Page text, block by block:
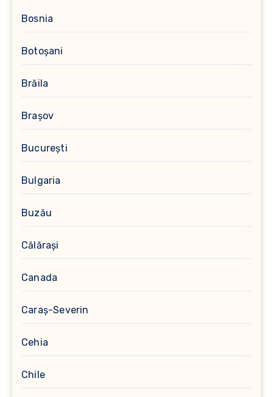
Bosnia
Botoșani
Brăila
Brașov
București
Bulgaria
Buzău
Călărași
Canada
Caraș-Severin
Cehia
Chile